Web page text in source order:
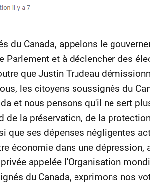
du Canada, appelons le
Parlement et à déclencher des
que Justin Trudeau
les citoyens soussignés du
et nous pensons qu'il ne sert
de la préservation, de la
que ses dépenses négligentes
économie dans une
appelée l'Organisation
du Canada, exprimons nos